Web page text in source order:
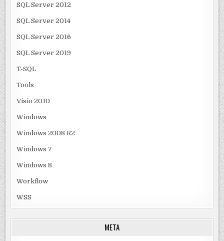
SQL Server 2012
SQL Server 2014
SQL Server 2016
SQL Server 2019
T-SQL
Tools
Visio 2010
Windows
Windows 2008 R2
Windows 7
Windows 8
Workflow
WSS
META